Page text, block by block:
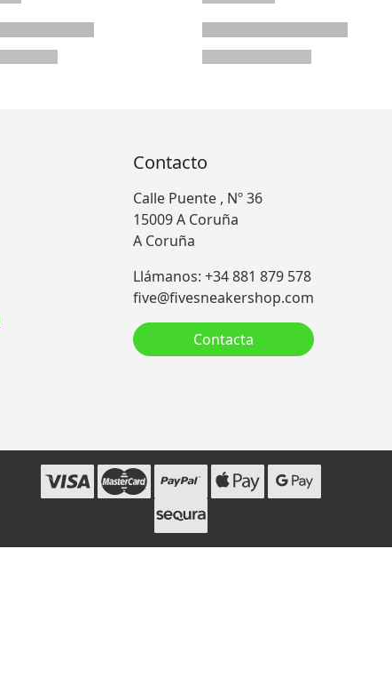
Contacto
Calle Puente , Nº 36
15009 A Coruña
A Coruña
Llámanos: +34 881 879 578
five@fivesneakershop.com
Contacta